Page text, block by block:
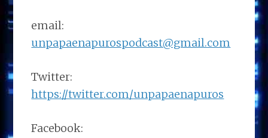
email:
unpapaenapurospodcast@gmail.com
Twitter:
https://twitter.com/unpapaenapuros
Facebook: